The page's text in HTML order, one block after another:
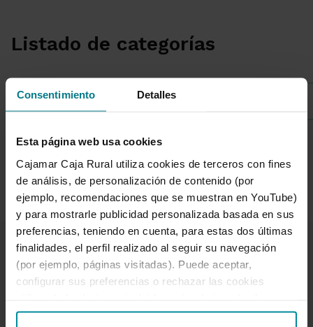
Consentimiento Detalles
Esta página web usa cookies
Cajamar Caja Rural utiliza cookies de terceros con fines
de análisis, de personalización de contenido (por
ejemplo, recomendaciones que se muestran en YouTube)
y para mostrarle publicidad personalizada basada en sus
preferencias, teniendo en cuenta, para estas dos últimas
finalidades, el perfil realizado al seguir su navegación
(por ejemplo, páginas visitadas). Puede aceptar,
configurar sus preferencias o rechazar las cookies
“Detalles”. También puede obtener más información, así
Listado de categorías
Sostenibilidad
1 de 7
Te ayudamos